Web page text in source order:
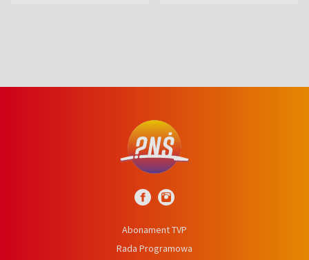
Abonament TVP
Rada Programowa